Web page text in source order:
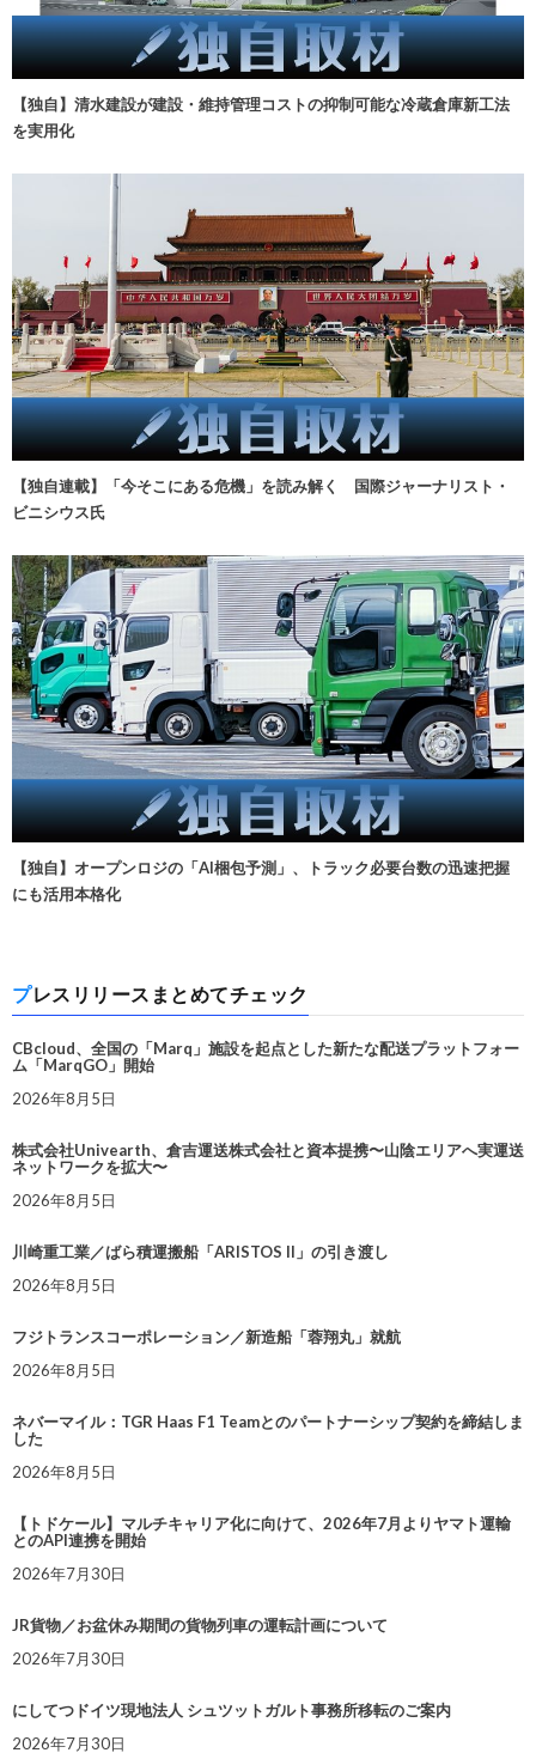
【独自】清水建設が建設・維持管理コストの抑制可能な冷蔵倉庫新工法
を実用化
【独自連載】「今そこにある危機」を読み解く 国際ジャーナリスト・
ビニシウス氏
【独自】オープンロジの「AI梱包予測」、トラック必要台数の迅速把握
にも活用本格化
プレスリリースまとめてチェック
CBcloud、全国の「Marq」施設を起点とした新たな配送プラットフォー
ム「MarqGO」開始
2026年8月5日
株式会社Univearth、倉吉運送株式会社と資本提携〜山陰エリアへ実運送
ネットワークを拡大〜
2026年8月5日
川崎重工業／ばら積運搬船「ARISTOS II」の引き渡し
2026年8月5日
フジトランスコーポレーション／新造船「蓉翔丸」就航
2026年8月5日
ネバーマイル：TGR Haas F1 Teamとのパートナーシップ契約を締結しま
した
2026年8月5日
【トドケール】マルチキャリア化に向けて、2026年7月よりヤマト運輸
とのAPI連携を開始
2026年7月30日
JR貨物／お盆休み期間の貨物列車の運転計画について
2026年7月30日
にしてつドイツ現地法人 シュツットガルト事務所移転のご案内
2026年7月30日